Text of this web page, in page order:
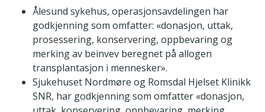
Ålesund sykehus, operasjonsavdelingen har
godkjenning som omfatter: «donasjon, uttak,
prosessering, konservering, oppbevaring og
merking av beinvev beregnet på allogen
transplantasjon i mennesker».
Sjukehuset Nordmøre og Romsdal Hjelset Klinikk
SNR, har godkjenning som omfatter «donasjon,